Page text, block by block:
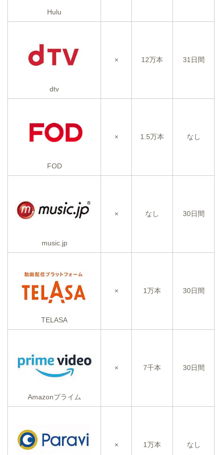
Hulu
dtv
× 12万本 31日間
FOD
× 1.5万本 なし
music.jp
× なし 30日間
TELASA
× 1万本 30日間
Amazonプライム
× 7千本 30日間
× 1万本 なし